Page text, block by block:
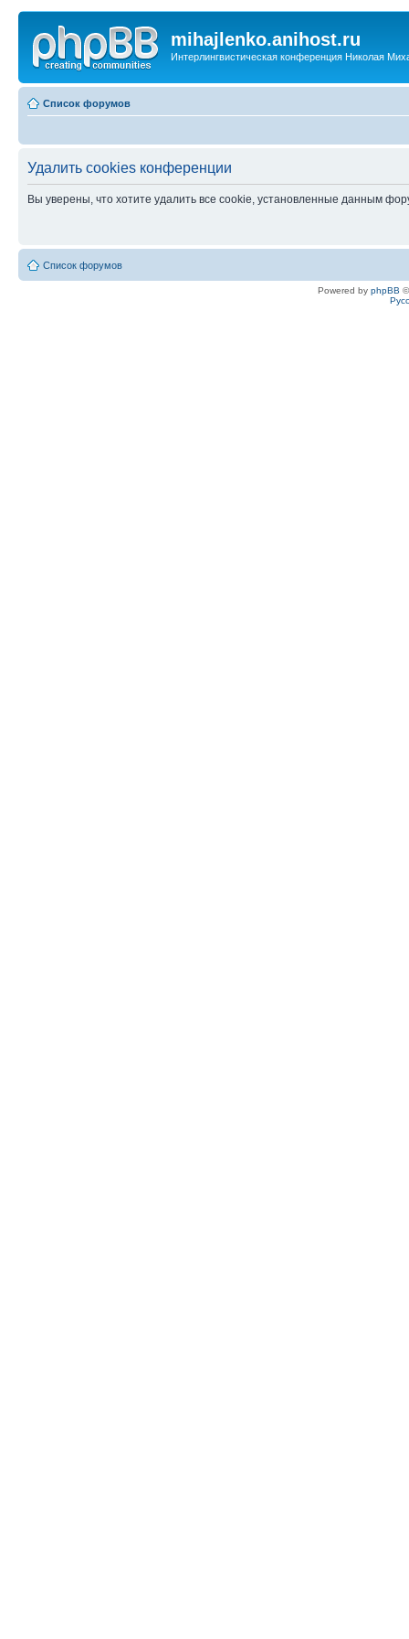
mihajlenko.anihost.ru
Интерлингвистическая конференция Николая
Список форумов
Удалить cookies конференции
Вы уверены, что хотите удалить все cookie, установленные данным
Список форумов
Powered by phpBB